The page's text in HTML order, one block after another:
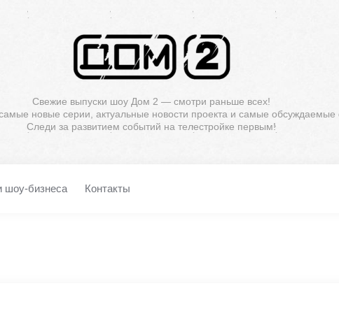
Свежие выпуски шоу Дом 2 — смотри раньше всех!
новые серии, актуальные новости проекта и самые обсуждаемые
Следи за развитием событий на телестройке первым!
шоу-бизнеса Контакты